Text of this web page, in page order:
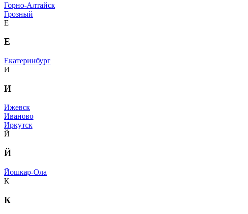
Горно-Алтайск
Грозный
Е
Е
Екатеринбург
И
И
Ижевск
Иваново
Иркутск
Й
Й
Йошкар-Ола
К
К